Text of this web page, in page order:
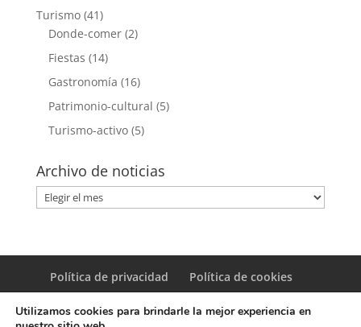
Turismo(41)
Donde-comer(2)
Fiestas (14)
Gastronomía (16)
Patrimonio-cultural (5)
Turismo-activo(5)
Archivo de noticias
Archivo
de
Política de privacidad Política de cookies
Utilizamos cookies para brindarle la mejor experiencia en